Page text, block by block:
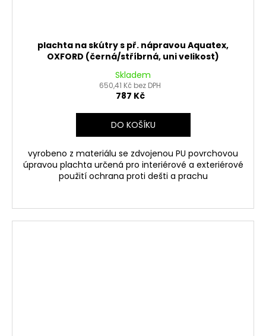
plachta na skútry s př. nápravou Aquatex,
OXFORD (černá/stříbrná, uni velikost)
Skladem
650,41 Kč bez DPH
787 Kč
DO KOŠÍKU
vyrobeno z materiálu se zdvojenou PU povrchovou
úpravou plachta určená pro interiérové a exteriérové
použití ochrana proti dešti a prachu